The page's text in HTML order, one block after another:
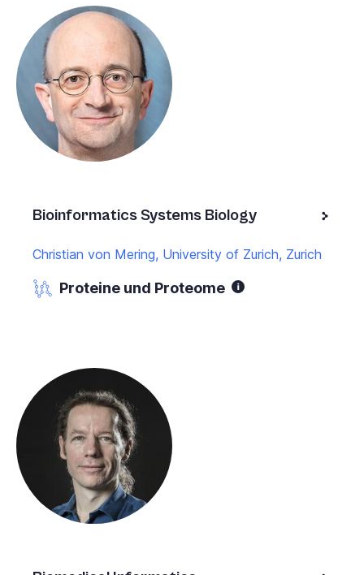
Bioinformatics Systems Biology
Christian von Mering, University of Zurich, Zurich
Proteine und Proteome